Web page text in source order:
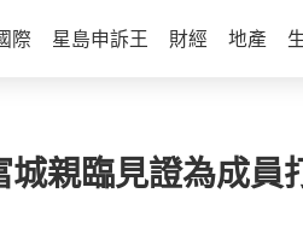
際 星島申訴王 財經 地產
親臨見證為成